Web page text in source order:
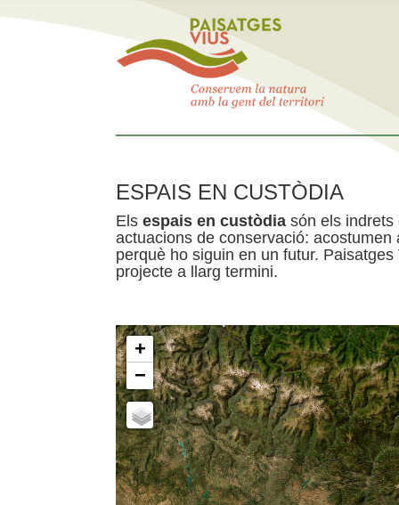
ESPAIS EN CUSTÒDIA
Els espais en custòdia són els indrets
actuacions de conservació:
perquè ho siguin en un futur.
projecte a llarg termini.
+
−